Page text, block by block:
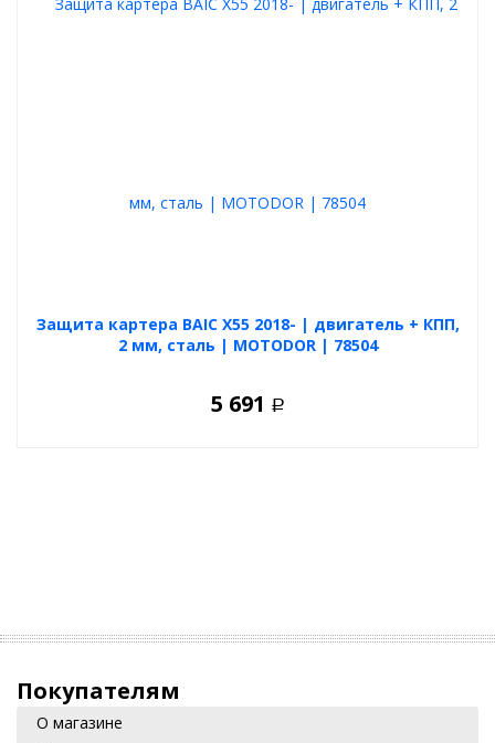
Вес защиты:
9,8 кг
Защита картера BAIC X55 2018- | двигатель + КПП,
2 мм, сталь | MOTODOR | 78504
5 691 Р
Покупателям
О магазине